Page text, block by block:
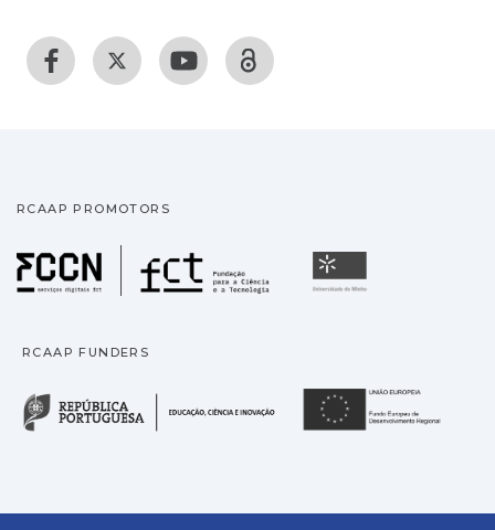
RCAAP PROMOTORS
Fundação para a
RCAAP FUNDERS
República Portuguesa